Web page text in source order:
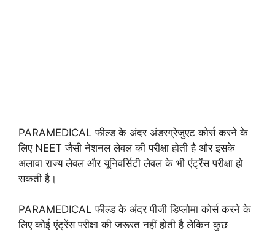
PARAMEDICAL फील्ड के अंदर अंडरग्रेजुएट कोर्स करने के
लिए NEET जैसी नेशनल लेवल की परीक्षा होती है और इसके
अलावा राज्य लेवल और यूनिवर्सिटी लेवल के भी एंट्रेंस परीक्षा हो
सकती है।
PARAMEDICAL फील्ड के अंदर पीजी डिप्लोमा कोर्स करने के
लिए कोई एंट्रेंस परीक्षा की जरूरत नहीं होती है लेकिन कुछ